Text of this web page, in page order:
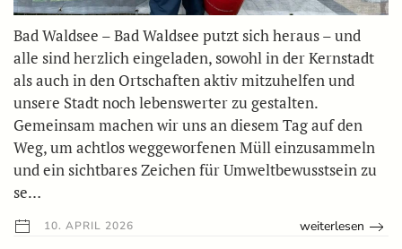
Bad Waldsee – Bad Waldsee putzt sich heraus – und
alle sind herzlich eingeladen, sowohl in der Kernstadt
als auch in den Ortschaften aktiv mitzuhelfen und
unsere Stadt noch lebenswerter zu gestalten.
Gemeinsam machen wir uns an diesem Tag auf den
Weg, um achtlos weggeworfenen Müll einzusammeln
und ein sichtbares Zeichen für Umweltbewusstsein zu
se…
10. APRIL 2026 weiterlesen